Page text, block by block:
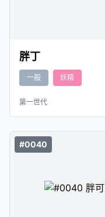
胖丁
一般 妖精
第一世代
#0040